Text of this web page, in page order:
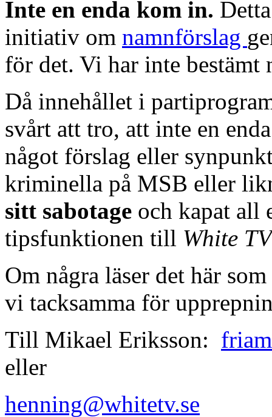
Inte en enda kom in.
initiativ om namnförslag
för det. Vi har inte bestämt
Då innehållet i
svårt att tro, att inte en
något förslag eller
kriminella på MSB eller
sitt sabotage och kapat all
tipsfunktionen till White TV
Om några läser det här
vi tacksamma för
Till Mikael Eriksson:
eller
henning@whitetv.se